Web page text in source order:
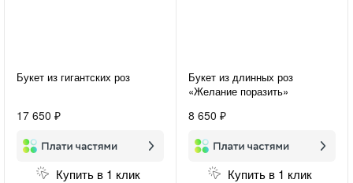
Букет из гигантских роз
17 650 ₽
Купить в 1 клик
Букет из длинных роз
«Желание поразить»
8 650 ₽
Купить в 1 клик